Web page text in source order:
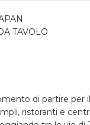
TAVOLO
di partire per
ristoranti e